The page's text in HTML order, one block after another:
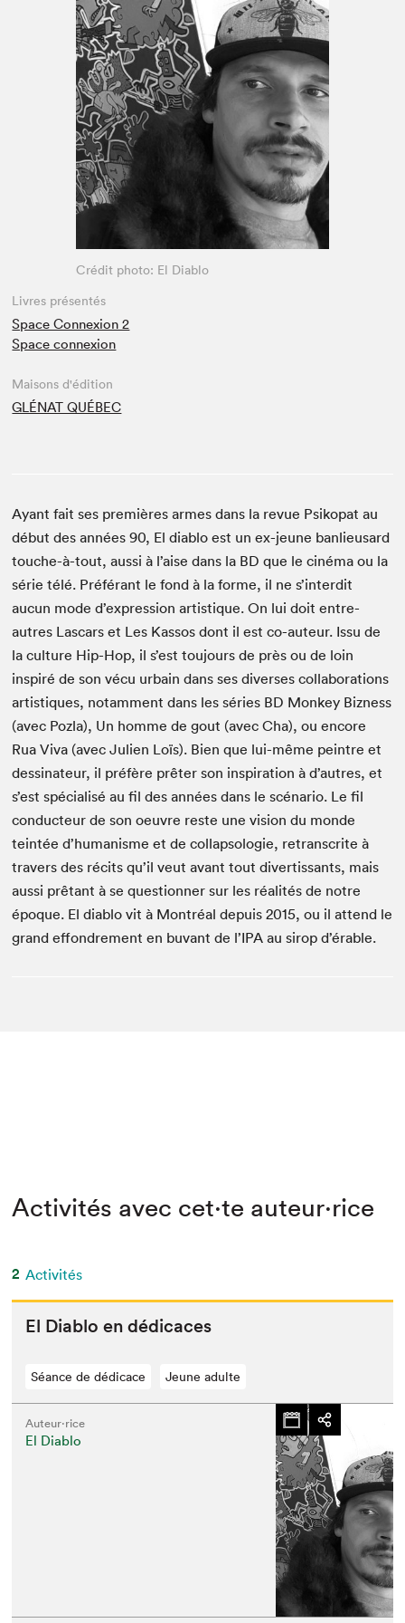
Espace enseignant·e·s
Espace pro
Crédit photo: El Diablo
Livres présentés
Space Connexion 2
Space connexion
Maisons d'édition
GLÉNAT QUÉBEC
Ayant fait ses premières armes dans la revue Psikopat au
début des années 90, El diablo est un ex-jeune banlieusard
touche-à-tout, aussi à l’aise dans la BD que le cinéma ou la
série télé. Préférant le fond à la forme, il ne s’interdit
aucun mode d’expression artistique. On lui doit entre-
autres Lascars et Les Kassos dont il est co-auteur. Issu de
la culture Hip-Hop, il s’est toujours de près ou de loin
inspiré de son vécu urbain dans ses diverses collaborations
artistiques, notamment dans les séries BD Monkey Bizness
(avec Pozla), Un homme de gout (avec Cha), ou encore
Rua Viva (avec Julien Loïs). Bien que lui-même peintre et
dessinateur, il préfère prêter son inspiration à d’autres, et
s’est spécialisé au fil des années dans le scénario. Le fil
conducteur de son oeuvre reste une vision du monde
teintée d’humanisme et de collapsologie, retranscrite à
travers des récits qu’il veut avant tout divertissants, mais
aussi prêtant à se questionner sur les réalités de notre
époque. El diablo vit à Montréal depuis 2015, ou il attend le
grand effondrement en buvant de l’IPA au sirop d’érable.
Activités avec cet·te auteur·rice
2 Activités
El Dia­blo en dédicaces
Séance de dédicace Jeune adulte
Auteur·rice
El Diablo